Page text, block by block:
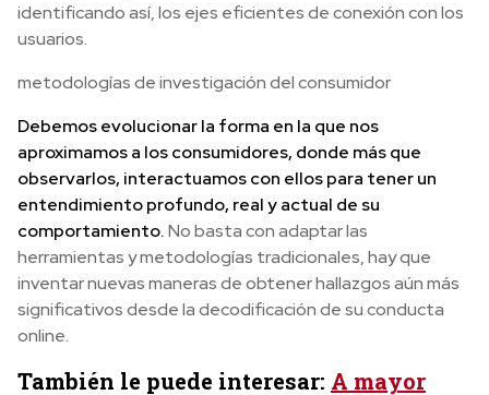
identificando así, los ejes eficientes de conexión con los
usuarios.
metodologías de investigación del consumidor
Debemos evolucionar la forma en la que nos
aproximamos a los consumidores, donde más que
observarlos, interactuamos con ellos para tener un
entendimiento profundo, real y actual de su
comportamiento.No basta con adaptar las
herramientas y metodologías tradicionales, hay que
inventar nuevas maneras de obtener hallazgos aún más
significativos desde la decodificación de su conducta
online.
También le puede interesar: A mayor